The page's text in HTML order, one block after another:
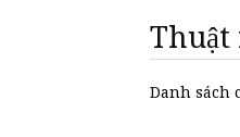
Thuật
Danh sách